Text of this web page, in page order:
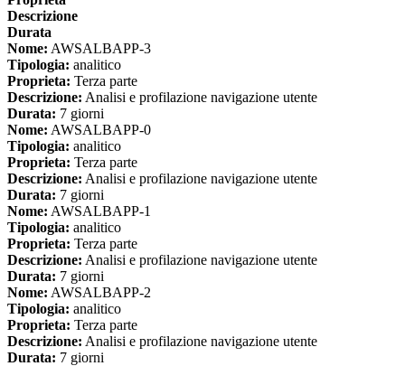
Descrizione
Durata
Nome: AWSALBAPP-3
Tipologia: analitico
Proprieta: Terza parte
Descrizione: Analisi e profilazione navigazione utente
Durata: 7 giorni
Nome: AWSALBAPP-0
Tipologia: analitico
Proprieta: Terza parte
Descrizione: Analisi e profilazione navigazione utente
Durata: 7 giorni
Nome: AWSALBAPP-1
Tipologia: analitico
Proprieta: Terza parte
Descrizione: Analisi e profilazione navigazione utente
Durata: 7 giorni
Nome: AWSALBAPP-2
Tipologia: analitico
Proprieta: Terza parte
Descrizione: Analisi e profilazione navigazione utente
Durata: 7 giorni